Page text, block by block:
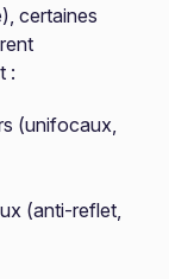
certaines
:
(unifocaux,
(anti-reflet,